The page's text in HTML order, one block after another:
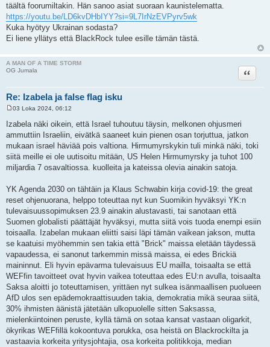
täältä foorumiltakin. Hän sanoo asiat suoraan kaunistelematta.
https://youtu.be/LD6kvDHbIYY?si=9L7IrNzEVPyrv5wk
Kuka hyötyy Ukrainan sodasta?
Ei liene yllätys että BlackRock tulee esille tämän tästä.
A MAN OF A TIME STORM
OG Jumala
Re: Izabela ja false flag isku
Lainaa
e
s
i
03 Loka 2024, 06:12
Izabela näki oikein, että Israel tuhoutuu täysin, melkonen ohjusmeri
ammuttiin Israeliin, eivätkä saaneet kuin pienen osan torjuttua, jatkon
mukaan israel häviää pois valtiona. Hirmumyrskykin tuli minkä näki, toki
siitä meille ei ole uutisoitu mitään, US Helen Hirmumyrsky ja tuhot 100
miljardia 7 osavaltiossa. kuolleita ja kateissa olevia ainakin satoja.
YK Agenda 2030 on tähtäin ja Klaus Schwabin kirja covid-19: the great
reset ohjenuorana, helppo toteuttaa nyt kun Suomikin hyväksyi YK:n
tulevaisuussopimuksen 23.9 ainakin alustavasti, tai sanotaan että
Suomen globalisti päättäjät hyväksyi, mutta siitä vois tuoda enempi esiin
toisaalla. Izabelan mukaan eliitti saisi läpi tämän vaikean jakson, mutta
se kaatuisi myöhemmin sen takia että "Brick" maissa eletään täydessä
vapaudessa, ei sanonut tarkemmin missä maissa, ei edes Brickiä
maininnut. Eli hyvin epävarma tulevaisuus EU mailla, toisaalta se että
WEFfin tavoitteet ovat hyvin vaikea toteuttaa edes EU:n avulla, toisaalta
Saksa aloitti jo toteuttamisen, yrittäen nyt sulkea isänmaallisen puolueen
AfD ulos sen epädemokraattisuuden takia, demokratia mikä seuraa siitä,
30% ihmisten äänistä jätetään ulkopuolelle sitten Saksassa,
mielenkiintoinen peruste, kyllä tämä on sotaa kansat vastaan oligarkit,
ökyrikas WEFfillä kokoontuva porukka, osa heistä on Blackrockilta ja
vastaavia korkeita yritysjohtajia, osa korkeita politikkoja, median